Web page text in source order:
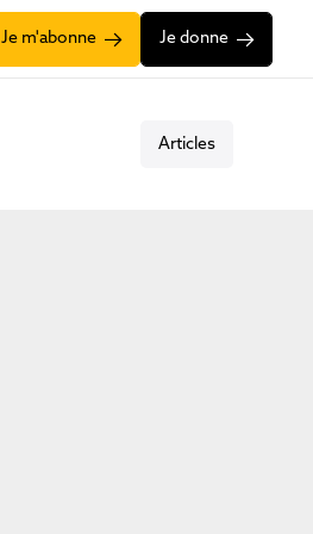
Je m'abonne Je donne
Articles